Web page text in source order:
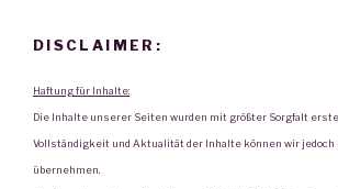
DISCLAIMER:
Haftung für Inhalte:
Die Inhalte unserer Seiten wurden mit größter Sorgfalt
Vollständigkeit und Aktualität der Inhalte können wir jedoch
übernehmen.